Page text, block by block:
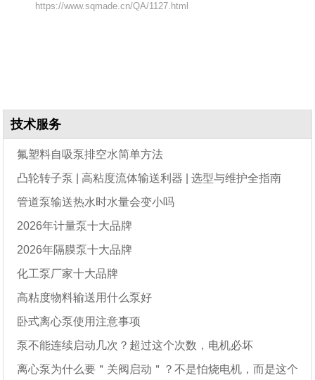
https://www.sqmade.cn/QA/1127.html
技术服务
氟塑料自吸泵排空水简单方法
凸轮转子泵 | 高粘度流体输送利器 | 选型与维护全指南
管道泵输送热水时水量会变小吗
2026年计量泵十大品牌
2026年隔膜泵十大品牌
化工泵厂家十大品牌
高粘度物料输送用什么泵好
卧式离心泵使用注意事项
泵不能连续启动几次？超过这个次数，电机必坏
离心泵为什么要＂关阀启动＂？不是怕烧电机，而是这个